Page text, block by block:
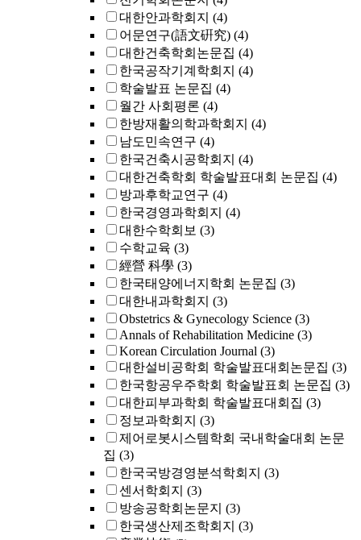
대한안과학회지 (4)
어문연구(語文硏究) (4)
대한건축학회논문집 (4)
한국공작기계학회지 (4)
학술발표 논문집 (4)
월간 사회평론 (4)
한방재활의학과학회지 (4)
남도민속연구 (4)
한국건축시공학회지 (4)
대한건축학회 학술발표대회 논문집 (4)
방과후학교연구 (4)
한국경영과학회지 (4)
대한수학회보 (3)
수학교육 (3)
經營 科學 (3)
한국태양에너지학회 논문집 (3)
대한내과학회지 (3)
Obstetrics & Gynecology Science (3)
Annals of Rehabilitation Medicine (3)
Korean Circulation Journal (3)
대한설비공학회 학술발표대회논문집 (3)
한국항공우주학회 학술발표회 논문집 (3)
대한피부과학회 학술발표대회집 (3)
정보과학회지 (3)
제어로봇시스템학회 국내학술대회 논문
집 (3)
한국국방경영분석학회지 (3)
센서학회지 (3)
방송공학회논문지 (3)
한국생산제조학회지 (3)